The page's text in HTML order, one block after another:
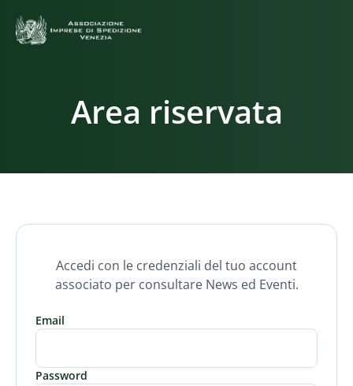
Area riservata
Accedi con le credenziali del tuo account
associato per consultare News ed Eventi.
Email
Password